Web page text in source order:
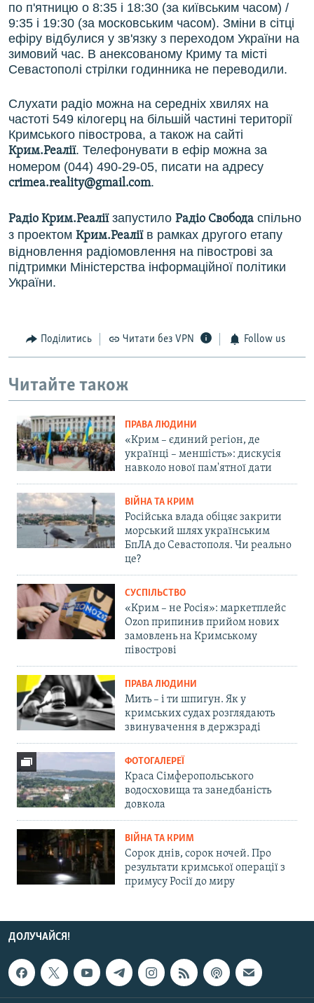
по п'ятницю о 8:35 і 18:30 (за київським часом) /
9:35 і 19:30 (за московським часом). Зміни в сітці
ефіру відбулися у зв'язку з переходом України на
зимовий час. В анексованому Криму та місті
Севастополі стрілки годинника не переводили.
Слухати радіо можна на середніх хвилях на
частоті 549 кілогерц на більшій частині території
Кримського півострова, а також на сайті
Крим.Реалії. Телефонувати в ефір можна за
номером (044) 490-29-05, писати на адресу
crimea.reality@gmail.com.
Радіо Крим.Реаліїзапустило Радіо Свобода спільно
з проектом Крим.Реаліїв рамках другого етапу
відновлення радіомовлення на півострові за
підтримки Міністерства інформаційної політики
України.
Поділитись Читати без VPN Follow us
Читайте також
ПРАВА ЛЮДИНИ
«Крим – єдиний регіон, де
українці – меншість»: дискусія
навколо нової пам'ятної дати
ВІЙНА ТА КРИМ
Російська влада обіцяє закрити
морський шлях українським
БпЛА до Севастополя. Чи реально
це?
СУСПІЛЬСТВО
«Крим – не Росія»: маркетплейс
Ozon припинив прийом нових
замовлень на Кримському
півострові
ПРАВА ЛЮДИНИ
Мить – і ти шпигун. Як у
кримських судах розглядають
звинувачення в держзраді
ФОТОГАЛЕРЕЇ
Краса Сімферопольського
водосховища та занедбаність
довкола
ВІЙНА ТА КРИМ
Сорок днів, сорок ночей. Про
результати кримської операції з
примусу Росії до миру
ДОЛУЧАЙСЯ!